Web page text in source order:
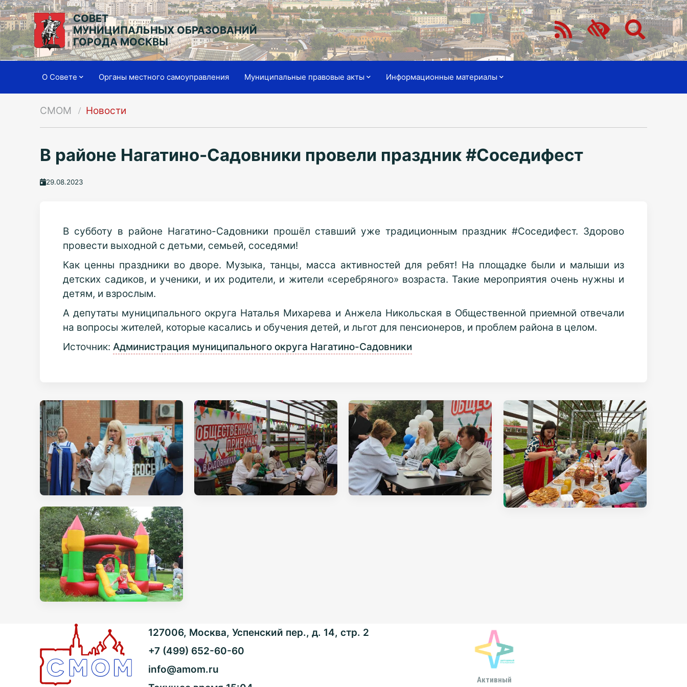
СОВЕТ
МУНИЦИПАЛЬНЫХ ОБРАЗОВАНИЙ
ГОРОДА МОСКВЫ
О Совете Органы местного самоуправления Муниципальные правовые акты Информационные материалы
СМОМ Новости
В районе Нагатино-Садовники провели праздник #Соседифест
29.08.2023
В субботу в районе Нагатино-Садовники прошёл ставший уже традиционным праздник #Соседифест. Здорово
провести выходной с детьми, семьей, соседями!
Как ценны праздники во дворе. Музыка, танцы, масса активностей для ребят! На площадке были и малыши из
детских садиков, и ученики, и их родители, и жители «серебряного» возраста. Такие мероприятия очень нужны и
детям, и взрослым.
А депутаты муниципального округа Наталья Михарева и Анжела Никольская в Общественной приемной отвечали
на вопросы жителей, которые касались и обучения детей, и льгот для пенсионеров, и проблем района в целом.
Источник:Администрация муниципального округа Нагатино-Садовники
127006, Москва, Успенский пер., д. 14, стр. 2
+7 (499) 652-60-60
info@amom.ru
Активный